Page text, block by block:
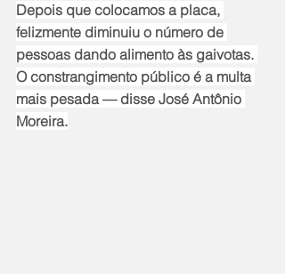
Depois que colocamos a placa,
felizmente diminuiu o número de
pessoas dando alimento às gaivotas.
O constrangimento público é a multa
mais pesada — disse José Antônio
Moreira.